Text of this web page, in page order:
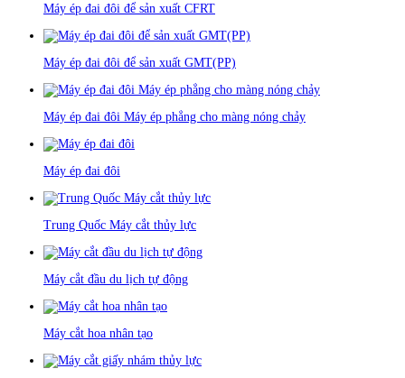
Máy ép đai đôi để sản xuất CFRT
Máy ép đai đôi để sản xuất GMT(PP)
Máy ép đai đôi Máy ép phẳng cho màng nóng chảy
Máy ép đai đôi
Trung Quốc Máy cắt thủy lực
Máy cắt đầu du lịch tự động
Máy cắt hoa nhân tạo